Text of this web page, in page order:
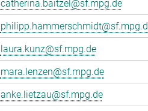
catherina.baitzel@sf.mpg.de
laura.kunz@sf.mpg.de
mara.lenzen@sf.mpg.de
anke.lietzau@sf.mpg.de